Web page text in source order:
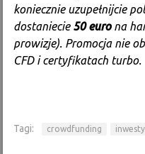
koniecznie uzupełnijcie
dostaniecie 50 eurona
prowizje). Promocja nie
CFD i certyfikatach turbo.
Tagi: crowdfunding